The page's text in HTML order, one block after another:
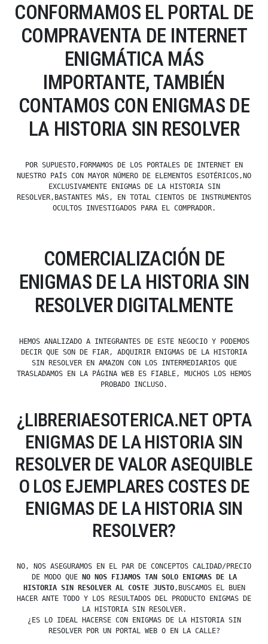
CONFORMAMOS EL PORTAL DE
COMPRAVENTA DE INTERNET
ENIGMÁTICA MÁS
IMPORTANTE, TAMBIÉN
CONTAMOS CON ENIGMAS DE
LA HISTORIA SIN RESOLVER
POR SUPUESTO,FORMAMOS DE LOS PORTALES DE INTERNET EN
NUESTRO PAÍS CON MAYOR NÚMERO DE ELEMENTOS ESOTÉRICOS,NO
EXCLUSIVAMENTE ENIGMAS DE LA HISTORIA SIN
RESOLVER,BASTANTES MÁS, EN TOTAL CIENTOS DE INSTRUMENTOS
OCULTOS INVESTIGADOS PARA EL COMPRADOR.
COMERCIALIZACIÓN DE
ENIGMAS DE LA HISTORIA SIN
RESOLVER DIGITALMENTE
HEMOS ANALIZADO A INTEGRANTES DE ESTE NEGOCIO Y PODEMOS
DECIR QUE SON DE FIAR, ADQUIRIR ENIGMAS DE LA HISTORIA
SIN RESOLVER EN AMAZON CON LOS INTERMEDIARIOS QUE
TRASLADAMOS EN LA PÁGINA WEB ES FIABLE, MUCHOS LOS HEMOS
PROBADO INCLUSO.
¿LIBRERIAESOTERICA.NET OPTA
ENIGMAS DE LA HISTORIA SIN
RESOLVER DE VALOR ASEQUIBLE
O LOS EJEMPLARES COSTES DE
ENIGMAS DE LA HISTORIA SIN
RESOLVER?
NO, NOS ASEGURAMOS EN EL PAR DE CONCEPTOS CALIDAD/PRECIO
DE MODO QUE
NO NOS FIJAMOS TAN SOLO ENIGMAS DE LA
HISTORIA SIN RESOLVER AL COSTE JUSTO,BUSCAMOS EL BUEN
HACER ANTE TODO Y LOS RESULTADOS DEL PRODUCTO ENIGMAS DE
LA HISTORIA SIN RESOLVER.
¿ES LO IDEAL HACERSE CON ENIGMAS DE LA HISTORIA SIN
RESOLVER POR UN PORTAL WEB O EN LA CALLE?